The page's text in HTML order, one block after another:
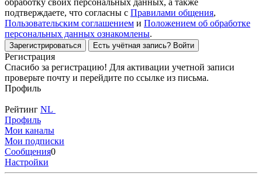
подтверждаете, что согласны с Правилами общения,
Пользовательским соглашением и Положением об обработке
персональных данных ознакомлены.
Зарегистрироваться Есть учётная запись? Войти
Регистрация
Спасибо за регистрацию! Для активации учетной записи
проверьте почту и перейдите по ссылке из письма.
Профиль
Рейтинг NL
Профиль
Мои каналы
Мои подписки
Сообщения0
Настройки